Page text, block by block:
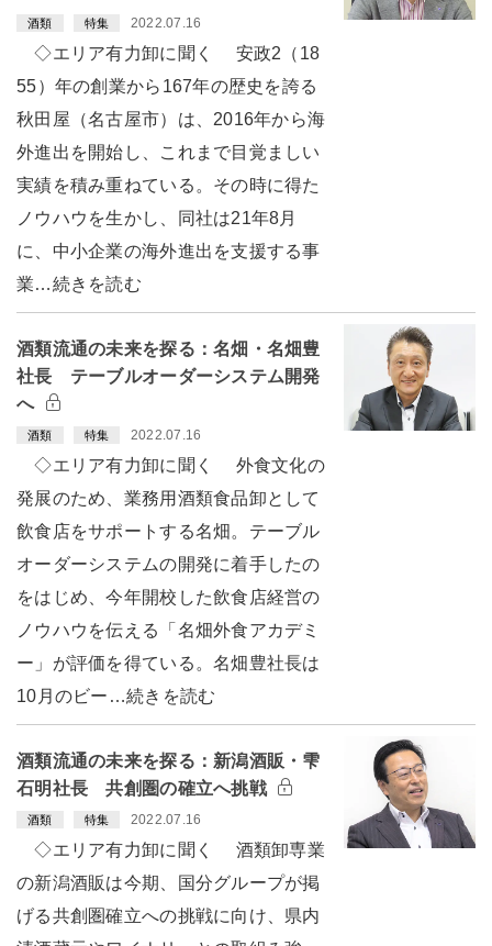
酒類 特集 2022.07.16
◇エリア有力卸に聞く 安政2（18
55）年の創業から167年の歴史を誇る
秋田屋（名古屋市）は、2016年から海
外進出を開始し、これまで目覚ましい
実績を積み重ねている。その時に得た
ノウハウを生かし、同社は21年8月
に、中小企業の海外進出を支援する事
業…続きを読む
酒類流通の未来を探る：名畑・名畑豊
社長 テーブルオーダーシステム開発
へ
酒類 特集 2022.07.16
◇エリア有力卸に聞く 外食文化の
発展のため、業務用酒類食品卸として
飲食店をサポートする名畑。テーブル
オーダーシステムの開発に着手したの
をはじめ、今年開校した飲食店経営の
ノウハウを伝える「名畑外食アカデミ
ー」が評価を得ている。名畑豊社長は
10月のビー…続きを読む
酒類流通の未来を探る：新潟酒販・雫
石明社長 共創圏の確立へ挑戦
酒類 特集 2022.07.16
◇エリア有力卸に聞く 酒類卸専業
の新潟酒販は今期、国分グループが掲
げる共創圏確立への挑戦に向け、県内